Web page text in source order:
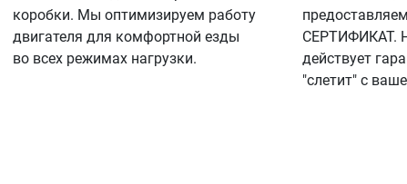
коробки. Мы оптимизируем работу
двигателя для комфортной езды
во всех режимах нагрузки.
СЕРТИФИКАТ.
действует
"слетит" с